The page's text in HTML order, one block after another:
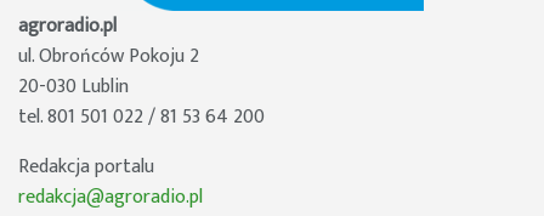
agroradio.pl
ul. Obrońców Pokoju 2
20-030 Lublin
tel. 801 501 022 / 81 53 64 200
Redakcja portalu
redakcja@agroradio.pl